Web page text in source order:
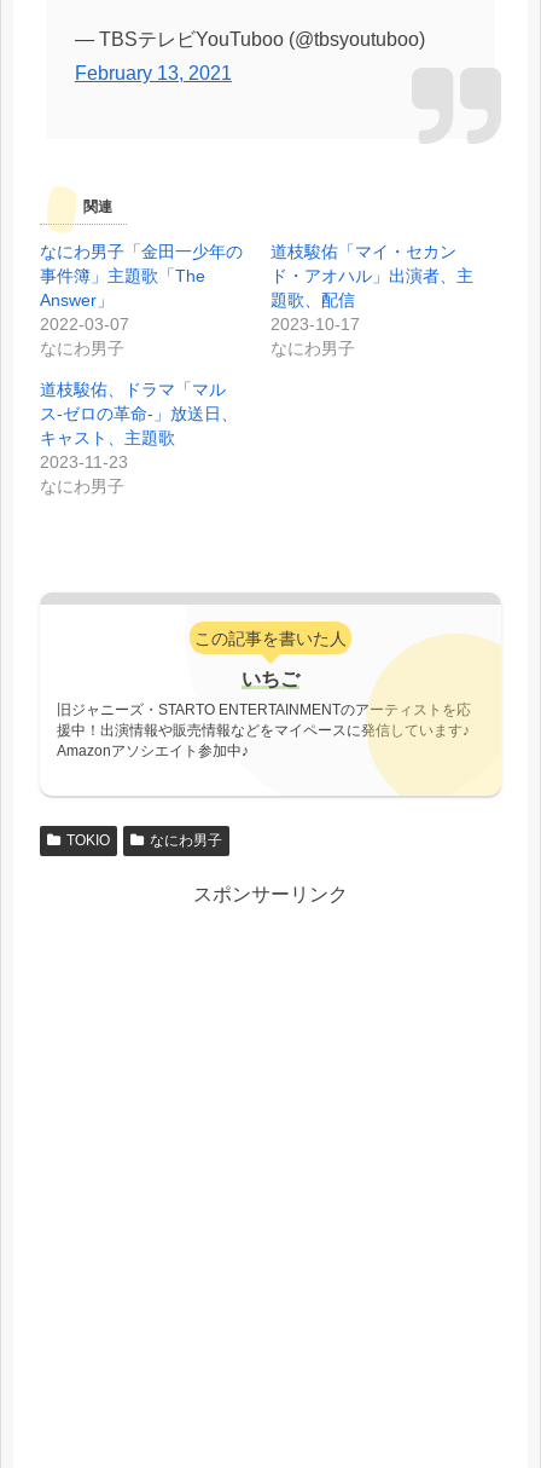
— TBSテレビYouTuboo (@tbsyoutuboo)
February 13, 2021
関連
なにわ男子「金田一少年の
事件簿」主題歌「The
Answer」
2022-03-07
なにわ男子
道枝駿佑「マイ・セカン
ド・アオハル」出演者、主
題歌、配信
2023-10-17
なにわ男子
道枝駿佑、ドラマ「マル
ス-ゼロの革命-」放送日、
キャスト、主題歌
2023-11-23
なにわ男子
この記事を書いた人
いちご
旧ジャニーズ・STARTO ENTERTAINMENTのアーティストを応
援中！出演情報や販売情報などをマイペースに発信しています♪
Amazonアソシエイト参加中♪
TOKIO なにわ男子
スポンサーリンク